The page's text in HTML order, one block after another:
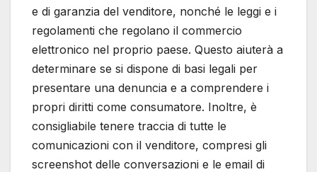
e di garanzia del venditore, nonché le leggi e i
regolamenti che regolano il commercio
elettronico nel proprio paese. Questo aiuterà a
determinare se si dispone di basi legali per
presentare una denuncia e a comprendere i
propri diritti come consumatore. Inoltre, è
consigliabile tenere traccia di tutte le
comunicazioni con il venditore, compresi gli
screenshot delle conversazioni e le email di